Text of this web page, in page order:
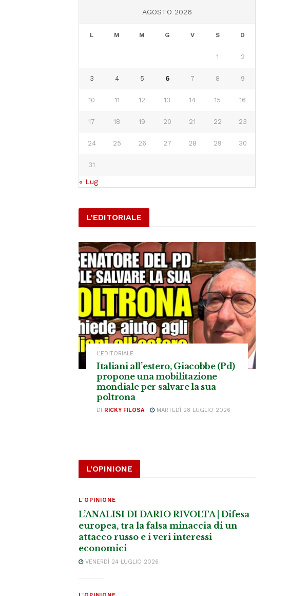
AGOSTO 2026
L M M G V S D
1 2
3 4 5 6 7 8 9
10 11 12 13 14 15 16
17 18 19 20 21 22 23
24 25 26 27 28 29 30
31
« Lug
L’EDITORIALE
L’EDITORIALE
Italiani all’estero, Giacobbe (Pd)
propone una mobilitazione
mondiale per salvare la sua
poltrona
DI RICKY FILOSA MARTEDÌ 28 LUGLIO 2026
L'OPINIONE
L'OPINIONE
L’ANALISI DI DARIO RIVOLTA | Difesa
europea, tra la falsa minaccia di un
attacco russo e i veri interessi
economici
VENERDÌ 24 LUGLIO 2026